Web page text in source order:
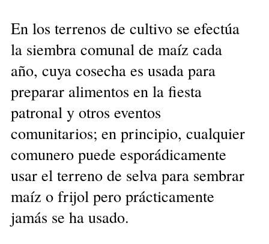
En los terrenos de cultivo se efectúa
la siembra comunal de maíz cada
año, cuya cosecha es usada para
preparar alimentos en la fiesta
patronal y otros eventos
comunitarios; en principio, cualquier
comunero puede esporádicamente
usar el terreno de selva para sembrar
maíz o frijol pero prácticamente
jamás se ha usado.